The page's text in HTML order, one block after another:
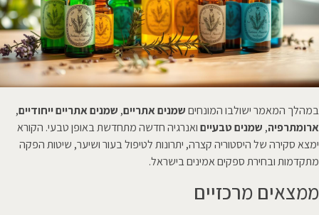
במהלך המאמר ישולבו המונחיםשמנים אתריים, שמנים אתריים ייחודיים,
ארומתרפיה, שמנים טבעייםואנרגיה חדשה מתחדשת באופן טבעי. הקורא
ימצא סקירה של היסטוריה קצרה, יתרונות לטיפול בעור ושיער, שיטות הפקה
מתקדמות ובחירת ספקים אמינים בישראל.
ממצאים מרכזיים